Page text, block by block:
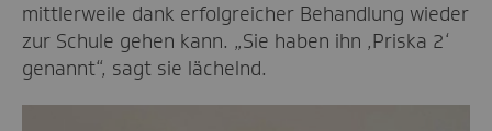
mittlerweile dank erfolgreicher Behandlung wieder
zur Schule gehen kann. „Sie haben ihn ‚Priska 2‘
genannt“, sagt sie lächelnd.